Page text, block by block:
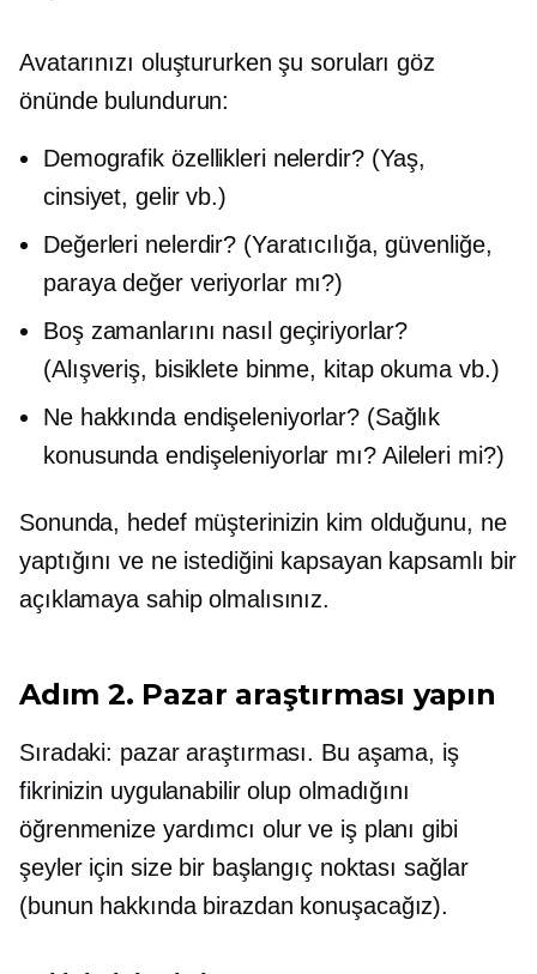
Avatarınızı oluştururken şu soruları göz
önünde bulundurun:
Demografik özellikleri nelerdir? (Yaş,
cinsiyet, gelir vb.)
Değerleri nelerdir? (Yaratıcılığa, güvenliğe,
paraya değer veriyorlar mı?)
Boş zamanlarını nasıl geçiriyorlar?
(Alışveriş, bisiklete binme, kitap okuma vb.)
Ne hakkında endişeleniyorlar? (Sağlık
konusunda endişeleniyorlar mı? Aileleri mi?)
Sonunda, hedef müşterinizin kim olduğunu, ne
yaptığını ve ne istediğini kapsayan kapsamlı bir
açıklamaya sahip olmalısınız.
Adım 2. Pazar araştırması yapın
Sıradaki: pazar araştırması. Bu aşama, iş
fikrinizin uygulanabilir olup olmadığını
öğrenmenize yardımcı olur ve iş planı gibi
şeyler için size bir başlangıç ​​noktası sağlar
(bunun hakkında birazdan konuşacağız).